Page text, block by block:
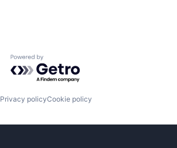
Powered by Getro.com
Privacy policyCookie policy